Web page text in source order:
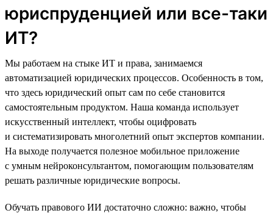
юриспруденцией или все-таки
ИТ?
Мы работаем на стыке ИТ и права, занимаемся
автоматизацией юридических процессов. Особенность в том,
что здесь юридический опыт сам по себе становится
самостоятельным продуктом. Наша команда использует
искусственный интеллект, чтобы оцифровать
и систематизировать многолетний опыт экспертов компании.
На выходе получается полезное мобильное приложение
с умным нейроконсультантом, помогающим пользователям
решать различные юридические вопросы.
Обучать правового ИИ достаточно сложно: важно, чтобы